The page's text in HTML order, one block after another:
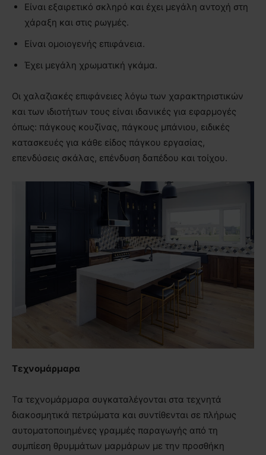
Είναι εξαιρετικό σκληρό και έχει μεγάλη αντοχή στη
χάραξη και στις ρωγμές.
Είναι ομοιογενής επιφάνεια.
Έχει μεγάλη χρωματική γκάμα.
Οι χαλαζιακές επιφάνειες λόγω των χαρακτηριστικών
και των ιδιοτήτων τους είναι ιδανικές για εφαρμογές
όπως: πάγκους κουζίνας, πάγκους μπάνιου, ειδικές
κατασκευές για κάθε είδος πάγκου εργασίας,
επενδύσεις σκάλας, επένδυση δαπέδου και τοίχου.
Τεχνομάρμαρα
Τα τεχνομάρμαρα συγκαταλέγονται στα τεχνητά
διακοσμητικά πετρώματα και συντίθενται σε πλήρως
αυτοματοποιημένες γραμμές παραγωγής από τη
συμπίεση θρυμμάτων μαρμάρων με την προσθήκη